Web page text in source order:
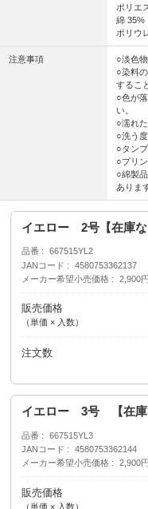
ポリエ
綿 35%
ポリウ
注意事項
○淡色
○染料
するこ
○色が
い。
○濡れ
○洗う
○タン
○プリ
○綿製
ありま
イエロー 2号【在庫な
品番
667515YL2
JANコード
4580753362137
メーカー希望小売価格
2,900円
販売価格
（単価 × 入数）
注文数
イエロー 3号 【在庫
品番
667515YL3
JANコード
4580753362144
メーカー希望小売価格
2,900円
販売価格
（単価 × 入数）